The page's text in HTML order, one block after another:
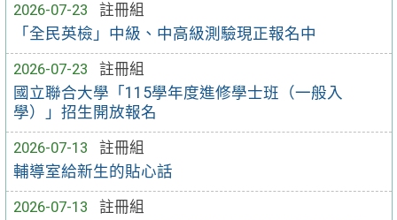
2026-07-23
註冊組
「全民英檢」中級、中高級測驗現正報名中
2026-07-23
註冊組
國立聯合大學「115學年度進修學士班（一般入
學）」招生開放報名
2026-07-13
註冊組
輔導室給新生的貼心話
2026-07-13
註冊組